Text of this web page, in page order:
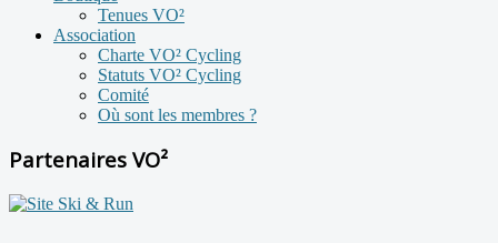
Tenues VO²
Association
Charte VO² Cycling
Statuts VO² Cycling
Comité
Où sont les membres ?
Partenaires VO²